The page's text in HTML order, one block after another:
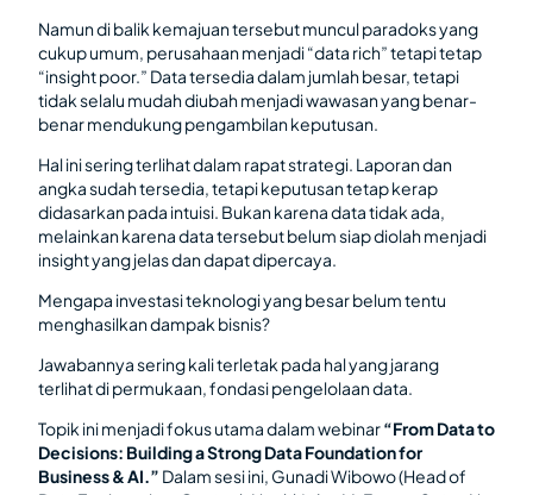
Namun di balik kemajuan tersebut muncul paradoks yang
cukup umum, perusahaan menjadi “data rich” tetapi tetap
“insight poor.” Data tersedia dalam jumlah besar, tetapi
tidak selalu mudah diubah menjadi wawasan yang benar-
benar mendukung pengambilan keputusan.
Hal ini sering terlihat dalam rapat strategi. Laporan dan
angka sudah tersedia, tetapi keputusan tetap kerap
didasarkan pada intuisi. Bukan karena data tidak ada,
melainkan karena data tersebut belum siap diolah menjadi
insight yang jelas dan dapat dipercaya.
Mengapa investasi teknologi yang besar belum tentu
menghasilkan dampak bisnis?
Jawabannya sering kali terletak pada hal yang jarang
terlihat di permukaan, fondasi pengelolaan data.
Topik ini menjadi fokus utama dalam webinar“From Data to
Decisions: Building a Strong Data Foundation for
Business & AI.” Dalam sesi ini, Gunadi Wibowo (Head of